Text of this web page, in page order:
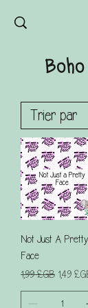
Not Just A Pretty
Face
Prix original
1,99 £GB Prix
1,49